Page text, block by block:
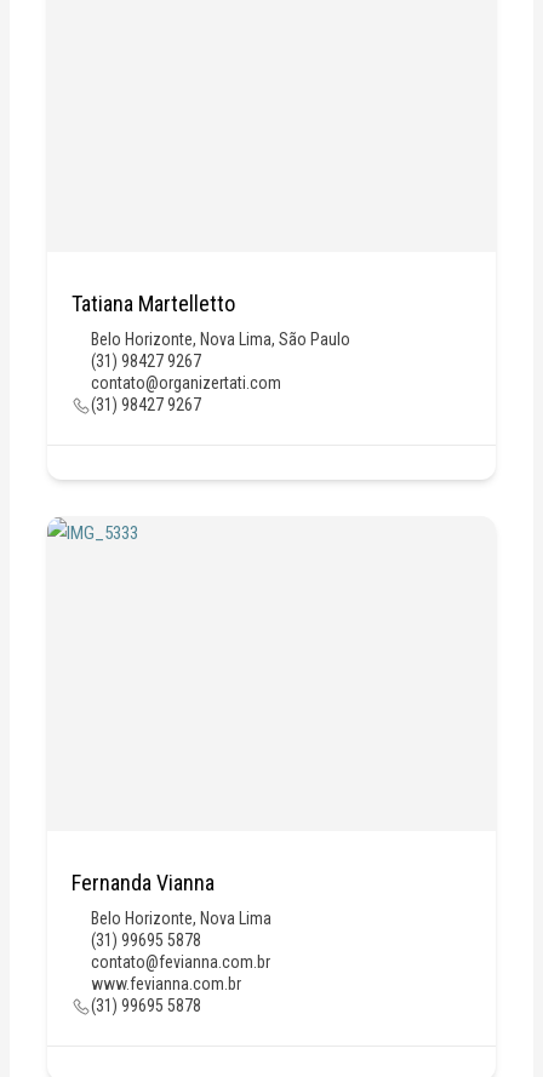
Tatiana Martelletto
Belo Horizonte, Nova Lima, São Paulo
(31) 98427 9267
contato@organizertati.com
(31) 98427 9267
Fernanda Vianna
Belo Horizonte, Nova Lima
(31) 99695 5878
contato@fevianna.com.br
www.fevianna.com.br
(31) 99695 5878